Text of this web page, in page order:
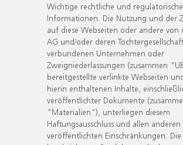
Wichtige rechtliche und regulatorische
Informationen. Die Nutzung und der
auf diese Webseiten oder andere von
AG und/oder deren
verbundenen Unternehmen oder
Zweigniederlassungen (zusammen
bereitgestellte verlinkte Webseiten
hierin enthaltenen Inhalte,
veröffentlichter Dokumente
"Materialien"), unterliegen diesem
Haftungsausschluss und allen anderen
veröffentlichten Einschränkungen.